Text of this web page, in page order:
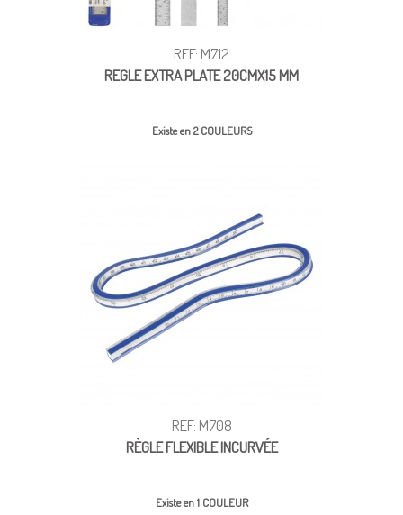
REF: M712
REGLE EXTRA PLATE 20CMX15 MM
Existe en 2 COULEURS
REF: M708
RÈGLE FLEXIBLE INCURVÉE
Existe en 1 COULEUR